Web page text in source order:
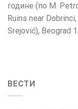
године (по M.
Ruins near
Srejović), Beograd
ВЕСТИ